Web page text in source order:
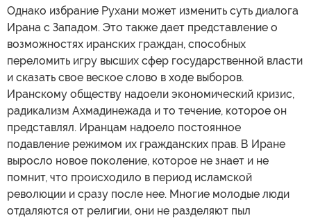
Однако избрание Рухани может изменить суть диалога
Ирана с Западом. Это также дает представление о
возможностях иранских граждан, способных
переломить игру высших сфер государственной власти
и сказать свое веское слово в ходе выборов.
Иранскому обществу надоели экономический кризис,
радикализм Ахмадинежада и то течение, которое он
представлял. Иранцам надоело постоянное
подавление режимом их гражданских прав. В Иране
выросло новое поколение, которое не знает и не
помнит, что происходило в период исламской
революции и сразу после нее. Многие молодые люди
отдаляются от религии, они не разделяют пыл